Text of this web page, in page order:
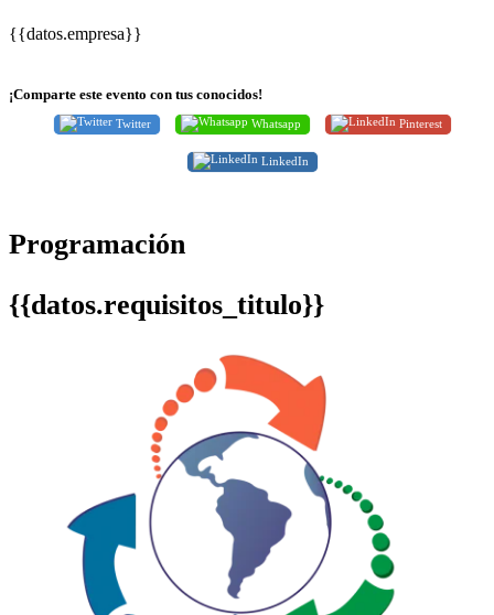
{{datos.empresa}}
¡Comparte este evento con tus conocidos!
Twitter Whatsapp Pinterest
LinkedIn
Programación
{{datos.requisitos_titulo}}